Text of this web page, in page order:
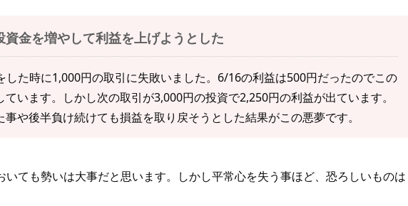
資金を増やして利益を上げようとした
した時に1,000円の取引に失敗いました。6/16の利益は500円だったのでこの
います。しかし次の取引が3,000円の投資で2,250円の利益が出ています。
事や後半負け続けても損益を取り戻そうとした結果がこの悪夢です。
いても勢いは大事だと思います。しかし平常心を失う事ほど、恐ろしいものは